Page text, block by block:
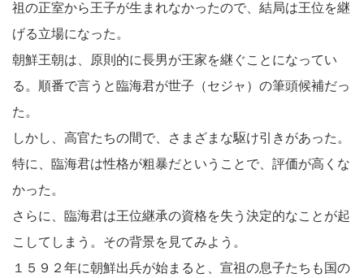
祖の正室から王子が生まれなかったので、結局は王位を継
げる立場になった。
朝鮮王朝は、原則的に長男が王家を継ぐことになってい
る。順番で言うと臨海君が世子（セジャ）の筆頭候補だっ
た。
しかし、高官たちの間で、さまざまな駆け引きがあった。
特に、臨海君は性格が粗暴だということで、評価が高くな
かった。
さらに、臨海君は王位継承の資格を失う決定的なことが起
こしてしまう。その背景を見てみよう。
１５９２年に朝鮮出兵が始まると、宣祖の息子たちも国の